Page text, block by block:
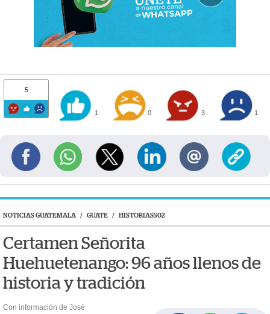
5
1 0 3 1
NOTICIAS GUATEMALA / GUATE / HISTORIAS502
Certamen Señorita
Huehuetenango: 96 años llenos de
historia y tradición
Con información de José